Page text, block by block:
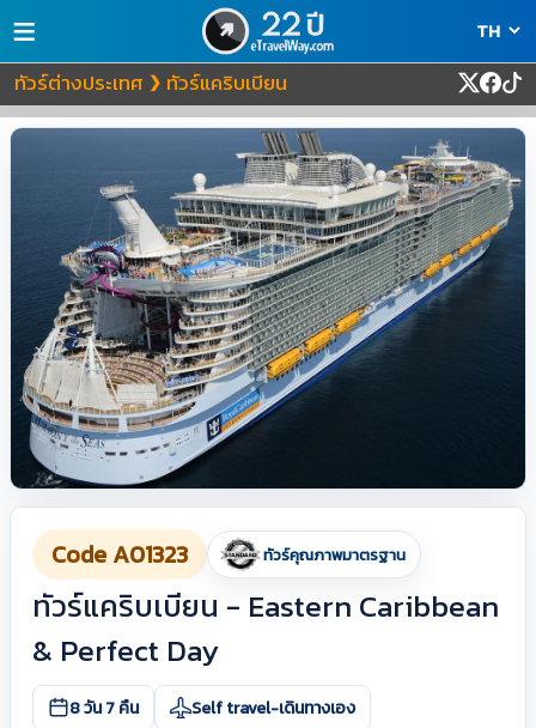
≡
ทัวร์ต่างประเทศ ❯ ทัวร์แคริบเบียน
Code A01323 ทัวร์คุณภาพมาตรฐาน
ทัวร์แคริบเบียน - Eastern Caribbean
& Perfect Day
8 วัน 7 คืน
Self travel-เดินทางเอง